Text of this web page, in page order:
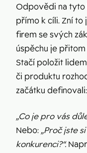
Odpovědi na tyto
přímo k cíli. Zní to
firem se svých
úspěchu je
Stačí položit
či produktu
začátku definovali:
„Co je pro vás
Nebo: „Proč jste
konkurenci?“.